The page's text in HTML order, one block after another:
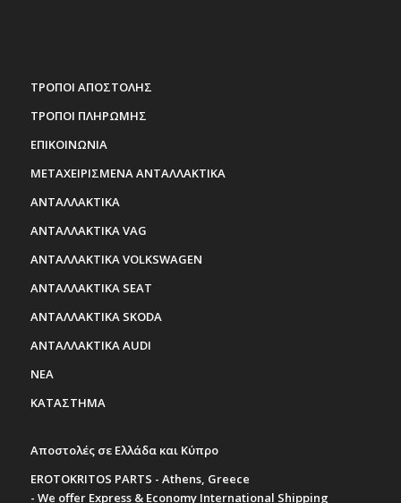
ΤΡΟΠΟΙ ΑΠΟΣΤΟΛΗΣ
ΤΡΟΠΟΙ ΠΛΗΡΩΜΗΣ
ΕΠΙΚΟΙΝΩΝΙΑ
ΜΕΤΑΧΕΙΡΙΣΜΕΝΑ ΑΝΤΑΛΛΑΚΤΙΚΑ
ΑΝΤΑΛΛΑΚΤΙΚΑ
ΑΝΤΑΛΛΑΚΤΙΚΑ VAG
ΑΝΤΑΛΛΑΚΤΙΚΑ VOLKSWAGEN
ΑΝΤΑΛΛΑΚΤΙΚΑ SEAT
ΑΝΤΑΛΛΑΚΤΙΚΑ SKODA
ΑΝΤΑΛΛΑΚΤΙΚΑ AUDI
ΝΕΑ
ΚΑΤΑΣΤΗΜΑ
Αποστολές σε Ελλάδα και Κύπρο
EROTOKRITOS PARTS - Athens, Greece
- We offer Express & Economy International Shipping